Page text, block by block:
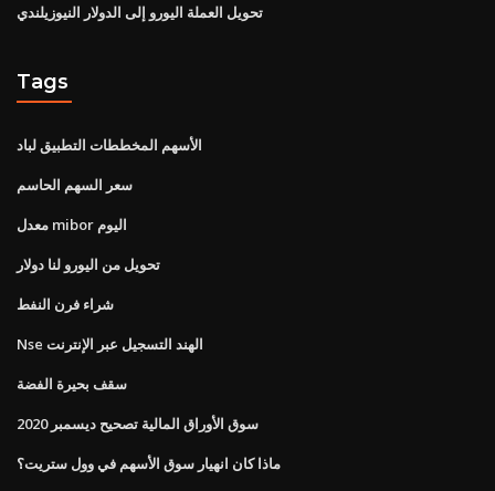
تحويل العملة اليورو إلى الدولار النيوزيلندي
Tags
الأسهم المخططات التطبيق لباد
سعر السهم الحاسم
معدل mibor اليوم
تحويل من اليورو لنا دولار
شراء فرن النفط
Nse الهند التسجيل عبر الإنترنت
سقف بحيرة الفضة
سوق الأوراق المالية تصحيح ديسمبر 2020
ماذا كان انهيار سوق الأسهم في وول ستريت؟